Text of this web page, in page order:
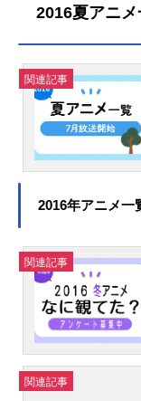
2016夏アニメ
関連記事
2016年アニメ一
関連記事
関連記事